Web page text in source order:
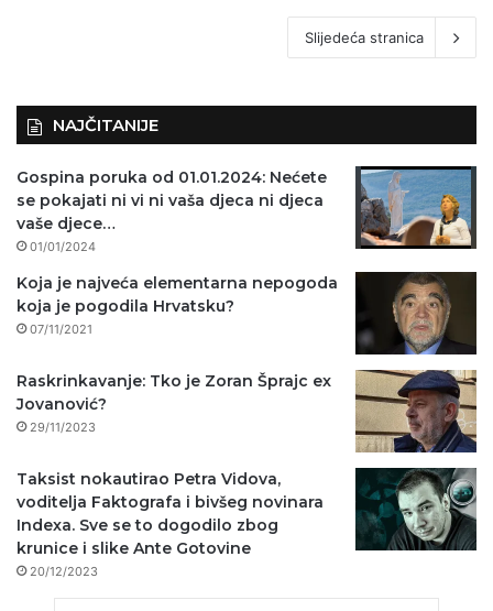
Slijedeća stranica
NAJČITANIJE
Gospina poruka od 01.01.2024: Nećete
se pokajati ni vi ni vaša djeca ni djeca
vaše djece…
01/01/2024
Koja je najveća elementarna nepogoda
koja je pogodila Hrvatsku?
07/11/2021
Raskrinkavanje: Tko je Zoran Šprajc ex
Jovanović?
29/11/2023
Taksist nokautirao Petra Vidova,
voditelja Faktografa i bivšeg novinara
Indexa. Sve se to dogodilo zbog
krunice i slike Ante Gotovine
20/12/2023